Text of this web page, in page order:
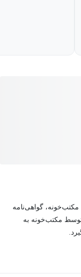
گواهی‌نامه
مکتب‌خونه به